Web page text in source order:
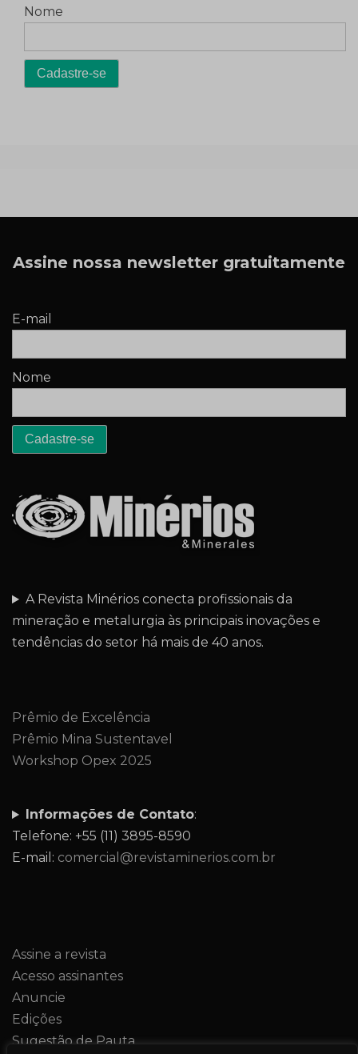
Nome
Assine nossa newsletter gratuitamente
E-mail
Nome
A Revista Minérios conecta profissionais da
mineração e metalurgia às principais inovações e
tendências do setor há mais de 40 anos.
Prêmio de Excelência
Prêmio Mina Sustentavel
Workshop Opex 2025
Informações de Contato:
Telefone: +55 (11) 3895-8590
E-mail: comercial@revistaminerios.com.br
Assine a revista
Acesso assinantes
Anuncie
Edições
Sugestão de Pauta